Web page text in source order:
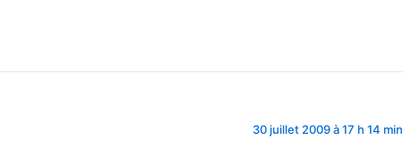
30 juillet 2009 à 17 h 14 min